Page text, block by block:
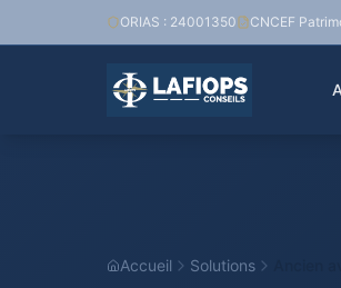
ORIAS : 24001350 CNCEF
Accueil Solutions